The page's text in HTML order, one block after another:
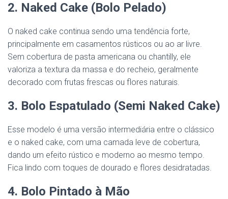
2. Naked Cake (Bolo Pelado)
O naked cake continua sendo uma tendência forte,
principalmente em casamentos rústicos ou ao ar livre.
Sem cobertura de pasta americana ou chantilly, ele
valoriza a textura da massa e do recheio, geralmente
decorado com frutas frescas ou flores naturais.
3. Bolo Espatulado (Semi Naked Cake)
Esse modelo é uma versão intermediária entre o clássico
e o naked cake, com uma camada leve de cobertura,
dando um efeito rústico e moderno ao mesmo tempo.
Fica lindo com toques de dourado e flores desidratadas.
4. Bolo Pintado à Mão